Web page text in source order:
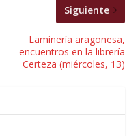
Siguiente
Laminería aragonesa,
encuentros en la librería
Certeza (miércoles, 13)